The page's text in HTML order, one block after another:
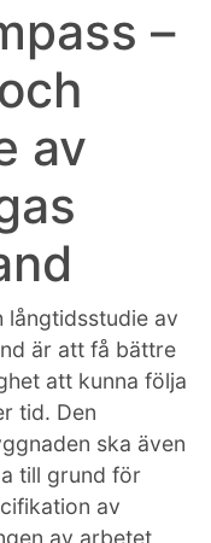
–
av
långtidsstudie av
är att få bättre
att kunna följa
tid. Den
ska även
till grund för
av
av arbetet